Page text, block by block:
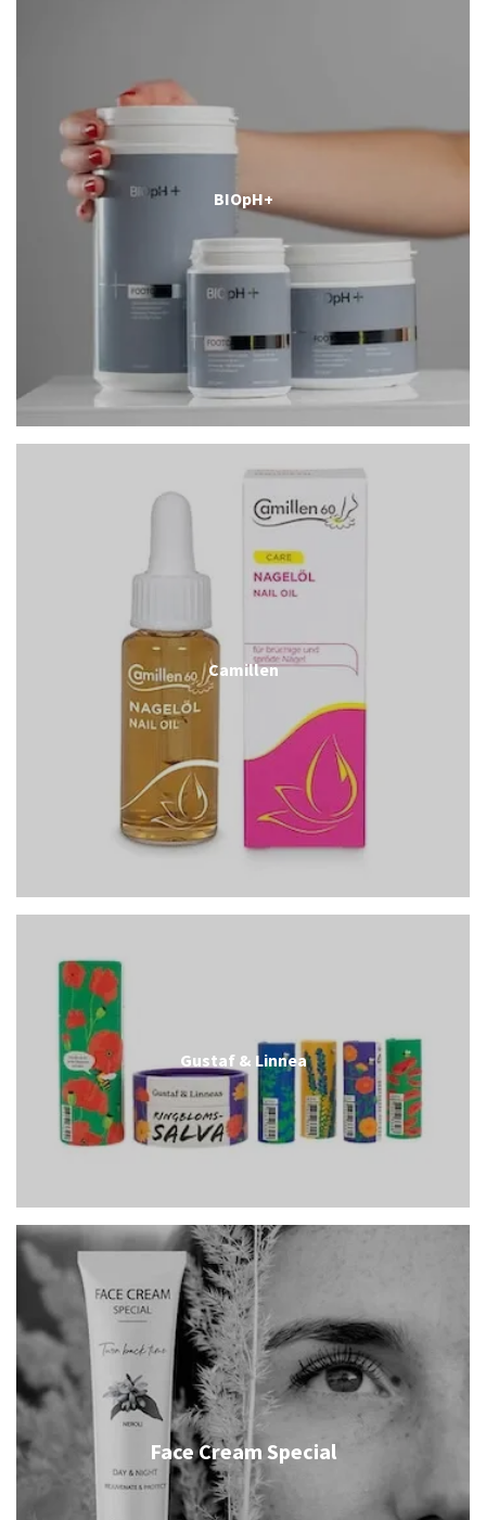
BIOpH+
Camillen
Gustaf & Linnea
Face Cream Special